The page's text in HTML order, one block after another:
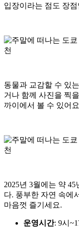
입장이라는 점도 장
동물과 교감할 수 있
거나 함께 사진을 찍
까이에서 볼 수 있어
2025년 3월에는 약
다. 풍부한 자연 속에
마음껏 즐기세요.
운영시간: 9시